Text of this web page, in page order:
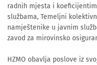
radnih mjesta i
službama, Temeljni
namještenike u javnim
zavod za mirovinsko
HZMO obavlja poslove iz